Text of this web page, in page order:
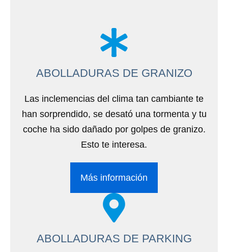
ABOLLADURAS DE GRANIZO
Las inclemencias del clima tan cambiante te
han sorprendido, se desató una tormenta y tu
coche ha sido dañado por golpes de granizo.
Esto te interesa.
Más información
ABOLLADURAS DE PARKING